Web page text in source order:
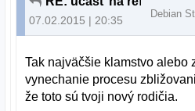
07.02.2015 | 20:35
Debian
Tak najväčšie klamstvo alebo
vynechanie procesu
že toto sú tvoji nový rodičia.